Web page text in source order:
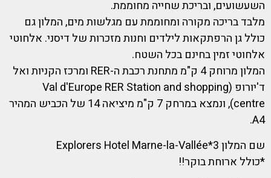
השעשועים, ובריכת שחייה מחוממת.
מלבד בריכה מקורה ומחוממת עם מגלשות מים, המלון גם
כולל גן הרפתקאות לילדים וחנות מזכרות של דיסני. אלחוטי
אלחוטי זמין בחינם בכל השטח.
המלון מרוחק 4 ק"מ מתחנת רכבת ה-RER ומרכז הקניות ואל
ד'יורופ (Val d'Europe RER Station and shopping
centre), ונמצא במרחק 7 ק"מ מיציאה 14 של הכביש המהיר
A4.
שם המלון 3*Explorers Hotel Marne-la-Vallée
*כולל ארוחת בוקר!!